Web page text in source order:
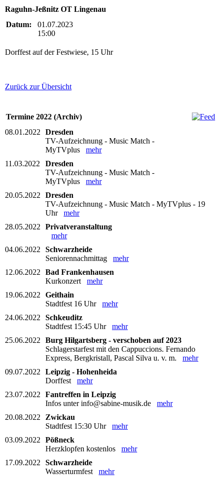
Raguhn-Jeßnitz OT Lingenau
Datum:
01.07.2023
15:00
Dorffest auf der Festwiese, 15 Uhr
Zurück zur Übersicht
Termine 2022 (Archiv)
08.01.2022
Dresden
TV-Aufzeichnung - Music Match -
MyTVplus mehr
11.03.2022
Dresden
TV-Aufzeichnung - Music Match -
MyTVplus mehr
20.05.2022
Dresden
TV-Aufzeichnung - Music Match - MyTVplus - 19
Uhr mehr
28.05.2022
Privatveranstaltung
mehr
04.06.2022
Schwarzheide
Seniorennachmittag mehr
12.06.2022
Bad Frankenhausen
Kurkonzert mehr
19.06.2022
Geithain
Stadtfest 16 Uhr mehr
24.06.2022
Schkeuditz
Stadtfest 15:45 Uhr mehr
25.06.2022
Burg Hilgartsberg - verschoben auf 2023
Schlagerstarfest mit den Cappuccions. Fernando
Express, Bergkristall, Pascal Silva u. v. m. mehr
09.07.2022
Leipzig - Hohenheida
Dorffest mehr
23.07.2022
Fantreffen in Leipzig
Infos unter info@sabine-musik.de mehr
20.08.2022
Zwickau
Stadtfest 15:30 Uhr mehr
03.09.2022
Pößneck
Herzklopfen kostenlos mehr
17.09.2022
Schwarzheide
Wasserturmfest mehr